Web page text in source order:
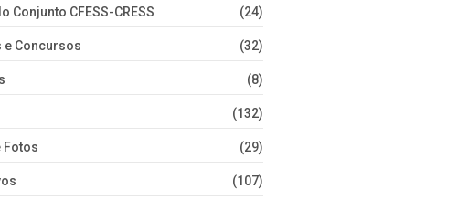
Conjunto CFESS-CRESS (24)
e Concursos (32)
(8)
(132)
Fotos (29)
(107)